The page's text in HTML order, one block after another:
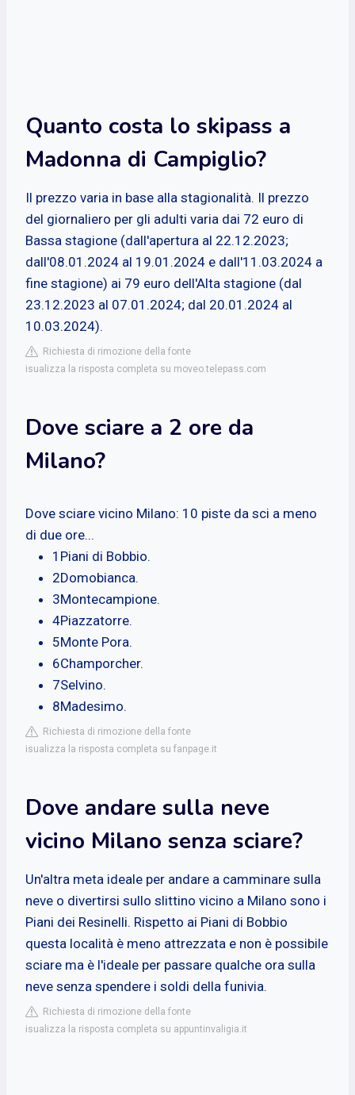
Quanto costa lo skipass a
Madonna di Campiglio?
Il prezzo varia in base alla stagionalità. Il prezzo
del giornaliero per gli adulti varia dai 72 euro di
Bassa stagione (dall'apertura al 22.12.2023;
dall'08.01.2024 al 19.01.2024 e dall'11.03.2024 a
fine stagione) ai 79 euro dell'Alta stagione (dal
23.12.2023 al 07.01.2024; dal 20.01.2024 al
10.03.2024).
Richiesta di rimozione della fonte
isualizza la risposta completa su moveo.telepass.com
Dove sciare a 2 ore da
Milano?
Dove sciare vicino Milano: 10 piste da sci a meno
di due ore...
1Piani di Bobbio.
2Domobianca.
3Montecampione.
4Piazzatorre.
5Monte Pora.
6Champorcher.
7Selvino.
8Madesimo.
Richiesta di rimozione della fonte
isualizza la risposta completa su fanpage.it
Dove andare sulla neve
vicino Milano senza sciare?
Un'altra meta ideale per andare a camminare sulla
neve o divertirsi sullo slittino vicino a Milano sono i
Piani dei Resinelli. Rispetto ai Piani di Bobbio
questa località è meno attrezzata e non è possibile
sciare ma è l'ideale per passare qualche ora sulla
neve senza spendere i soldi della funivia.
Richiesta di rimozione della fonte
isualizza la risposta completa su appuntinvaligia.it